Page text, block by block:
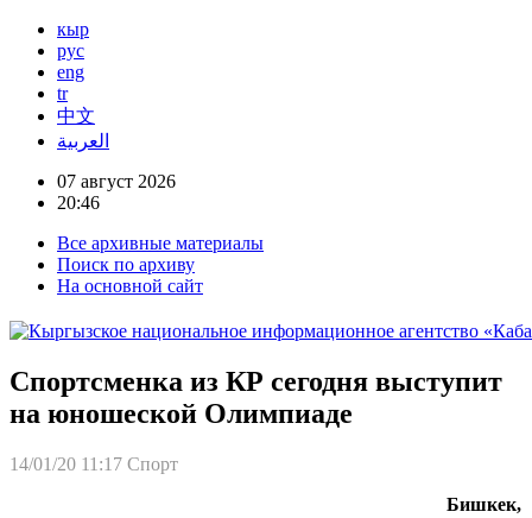
кыр
рус
eng
tr
中文
العربية
07 август 2026
20:46
Все архивные материалы
Поиск по архиву
На основной сайт
Спортсменка из КР сегодня выступит
на юношеской Олимпиаде
14/01/20 11:17 Спорт
Бишкек,